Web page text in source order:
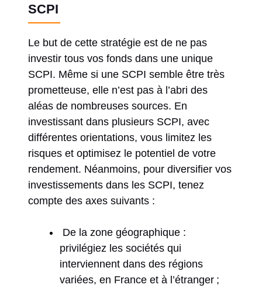
SCPI
Le but de cette stratégie est de ne pas
investir tous vos fonds dans une unique
SCPI. Même si une SCPI semble être très
prometteuse, elle n’est pas à l’abri des
aléas de nombreuses sources. En
investissant dans plusieurs SCPI, avec
différentes orientations, vous limitez les
risques et optimisez le potentiel de votre
rendement. Néanmoins, pour diversifier vos
investissements dans les SCPI, tenez
compte des axes suivants :
De la zone géographique :
privilégiez les sociétés qui
interviennent dans des régions
variées, en France et à l’étranger ;